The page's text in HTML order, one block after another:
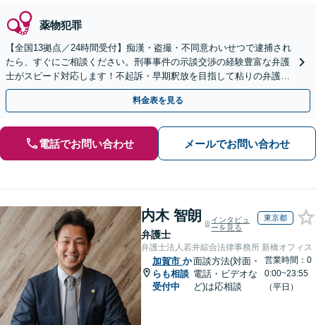
薬物犯罪
【全国13拠点／24時間受付】痴漢・盗撮・不同意わいせつで逮捕され
たら、すぐにご相談ください。刑事事件の示談交渉の経験豊富な弁護
士がスピード対応します！不起訴・早期釈放を目指して粘りの弁護活
動を行います。
料金表を見る
電話でお問い合わせ メールでお問い合わせ
内木 智朗
弁護士
インタビュ
ーを見る
東京都
弁護士法人若井綜合法律事務所 新橋オフィス
加賀市 か
らも相談
受付中
面談方法(対面・
電話・ビデオな
ど)は応相談
営業時間：0
0:00~23:55
（平日）